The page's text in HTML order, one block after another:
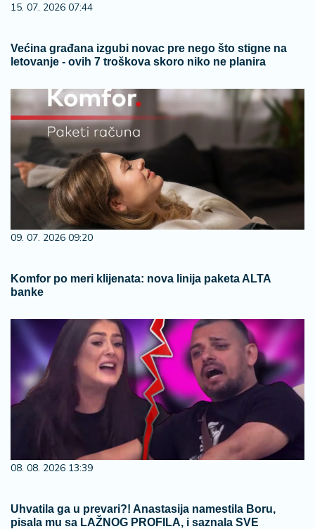
15. 07. 2026 07:44
Većina građana izgubi novac pre nego što stigne na
letovanje - ovih 7 troškova skoro niko ne planira
09. 07. 2026 09:20
Komfor po meri klijenata: nova linija paketa ALTA
banke
08. 08. 2026 13:39
Uhvatila ga u prevari?! Anastasija namestila Boru,
pisala mu sa LAŽNOG PROFILA, i saznala SVE